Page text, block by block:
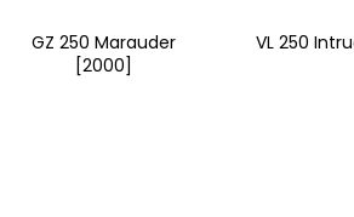
GZ 250 Marauder
[2000]
VL 250